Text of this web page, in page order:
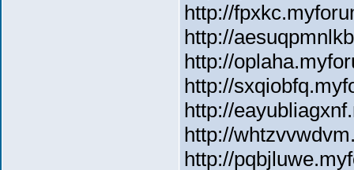
http://
http://
http://
http://
http://
http://
http://